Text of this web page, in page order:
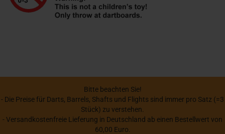
Bitte beachten Sie!
- Die Preise für Darts, Barrels, Shafts und Flights sind immer pro Satz (=3
Stück) zu verstehen.
- Versandkostenfreie Lieferung in Deutschland ab einen Bestellwert von
60,00 Euro.